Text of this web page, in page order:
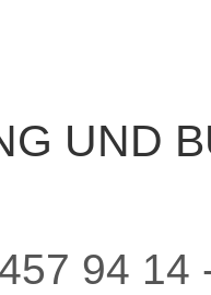
UND
94 14